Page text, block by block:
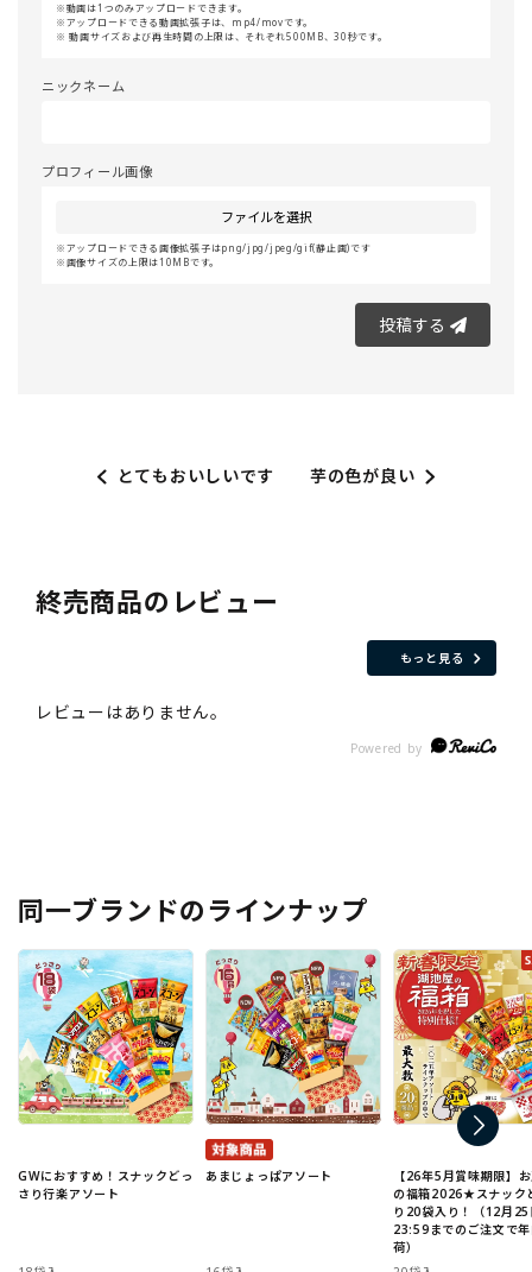
動画は1つのみアップロードできます。
アップロードできる動画拡張子は、mp4/movです。
動画サイズおよび再生時間の上限は、それぞれ500MB、30秒です。
ニックネーム
プロフィール画像
ファイルを選択
アップロードできる画像拡張子はpng/jpg/jpeg/gif(静止画)です
画像サイズの上限は10MBです。
投稿する
とてもおいしいです 芋の色が良い
終売商品のレビュー
もっと見る
同一ブランドのラインナップ
GWにおすすめ！スナックどっ
さり行楽アソート
あまじょっぱアソート
【26年5月賞味期限】
の福箱2026★スナック
り20袋入り！（12月25
23:59までのご注文で
荷）